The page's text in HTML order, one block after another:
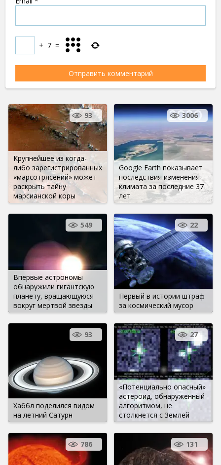
+ 7 =
Крупнейшее из когда-
либо зарегистрированных
«марсотрясений» может
раскрыть тайну
марсианской коры
93
Google Earth показывает
последствия изменения
климата за последние 37
лет
3006
Впервые астрономы
обнаружили гигантскую
планету, вращающуюся
вокруг мертвой звезды
549
Первый в истории штраф
за космический мусор
22
Хаббл поделился видом
на летний Сатурн
93
«Потенциально опасный»
астероид, обнаруженный
алгоритмом, не
столкнется с Землей
27
786 131